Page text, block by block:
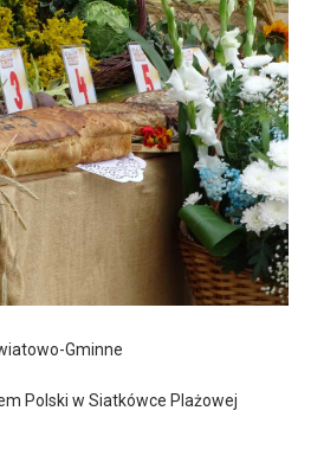
Gminne
Polski w Siatkówce Plażowej